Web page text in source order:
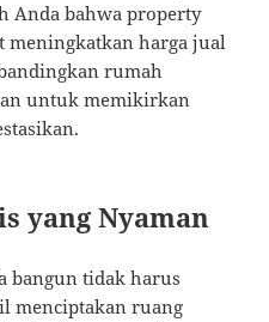
Anda bahwa property
meningkatkan harga jual
rumah
untuk memikirkan
yang Nyaman
bangun tidak harus
menciptakan ruang